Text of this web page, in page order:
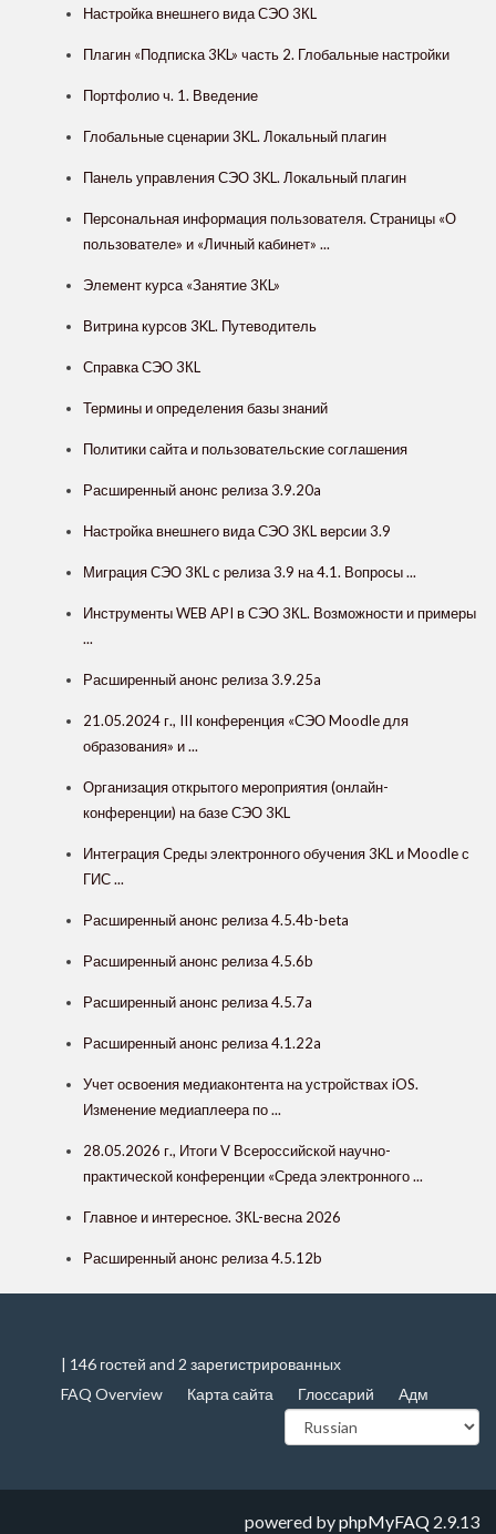
Настройка внешнего вида СЭО 3КL
Плагин «Подписка 3KL» часть 2. Глобальные настройки
Портфолио ч. 1. Введение
Глобальные сценарии 3KL. Локальный плагин
Панель управления СЭО 3KL. Локальный плагин
Персональная информация пользователя. Страницы «О
пользователе» и «Личный кабинет» ...
Элемент курса «Занятие 3КL»
Витрина курсов 3KL. Путеводитель
Справка СЭО 3КL
Термины и определения базы знаний
Политики сайта и пользовательские соглашения
Расширенный анонс релиза 3.9.20a
Настройка внешнего вида СЭО 3КL версии 3.9
Миграция СЭО 3КL с релиза 3.9 на 4.1. Вопросы ...
Инструменты WEB API в СЭО 3КL. Возможности и примеры
...
Расширенный анонс релиза 3.9.25a
21.05.2024 г., III конференция «СЭО Moodle для
образования» и ...
Организация открытого мероприятия (онлайн-
конференции) на базе СЭО 3KL
Интеграция Cреды электронного обучения 3KL и Moodle с
ГИС ...
Расширенный анонс релиза 4.5.4b-beta
Расширенный анонс релиза 4.5.6b
Расширенный анонс релиза 4.5.7a
Расширенный анонс релиза 4.1.22a
Учет освоения медиаконтента на устройствах iOS.
Изменение медиаплеера по ...
28.05.2026 г., Итоги V Всероссийской научно-
практической конференции «Среда электронного ...
Главное и интересное. 3КL-весна 2026
Расширенный анонс релиза 4.5.12b
| 146 гостей and 2 зарегистрированных
FAQ Overview
Карта сайта Глоссарий Адм
powered byphpMyFAQ 2.9.13